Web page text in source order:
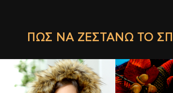
ΠΏΣ ΝΑ ΖΕΣΤΆΝΩ ΤΟ